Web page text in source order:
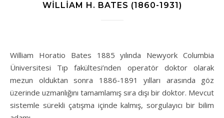
WILLIAM H. BATES (1860-1931)
William Horatio Bates 1885 yılında Newyork Columbia
Üniversitesi Tıp fakültesi’nden operatör doktor olarak
mezun olduktan sonra 1886-1891 yılları arasında göz
üzerinde uzmanlığını tamamlamış sıra dışı bir doktor. Mevcut
sistemle sürekli çatışma içinde kalmış, sorgulayıcı bir bilim